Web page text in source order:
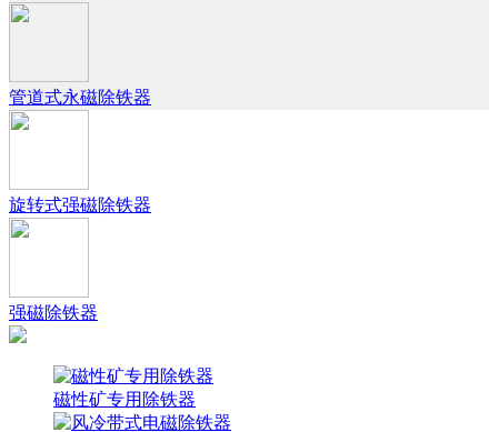
管道式永磁除铁器
旋转式强磁除铁器
强磁除铁器
磁性矿专用除铁器